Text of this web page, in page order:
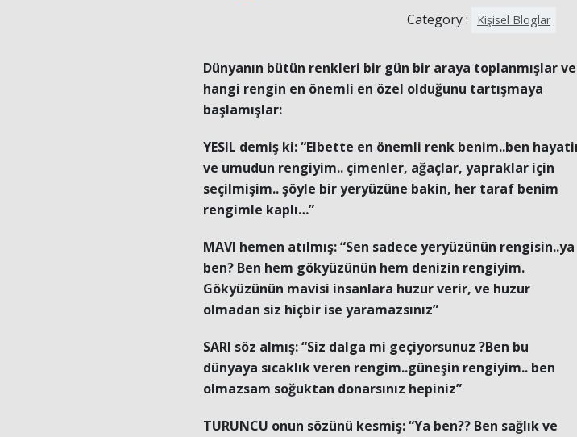
Category : Kişisel Bloglar
Dünyanın bütün renkleri bir gün bir araya toplanmışlar ve
hangi rengin en önemli en özel olduğunu tartışmaya
başlamışlar:
YESIL demiş ki: “Elbette en önemli renk benim..ben
ve umudun rengiyim.. çimenler, ağaçlar, yapraklar için
seçilmişim.. şöyle bir yeryüzüne bakin, her taraf benim
rengimle kaplı…”
MAVI hemen atılmış: “Sen sadece yeryüzünün rengisin..ya
ben? Ben hem gökyüzünün hem denizin rengiyim.
Gökyüzünün mavisi insanlara huzur verir, ve huzur
olmadan siz hiçbir ise yaramazsınız”
SARI söz almış: “Siz dalga mi geçiyorsunuz ?Ben bu
dünyaya sıcaklık veren rengim..güneşin rengiyim.. ben
olmazsam soğuktan donarsınız hepiniz”
TURUNCU onun sözünü kesmiş: “Ya ben?? Ben sağlık ve